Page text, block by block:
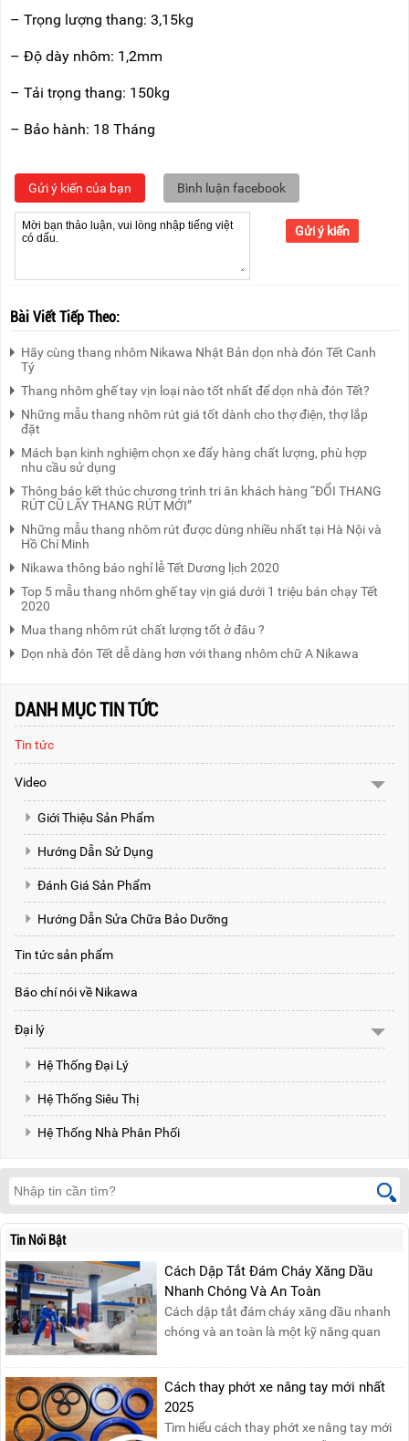
– Trọng lượng thang: 3,15kg
– Độ dày nhôm: 1,2mm
– Tải trọng thang: 150kg
– Bảo hành: 18 Tháng
Gửi ý kiến của bạn Bình luận facebook
Gửi ý kiến
Bài Viết Tiếp Theo:
Hãy cùng thang nhôm Nikawa Nhật Bản dọn nhà đón Tết Canh
Tý
Thang nhôm ghế tay vịn loại nào tốt nhất để dọn nhà đón Tết?
Những mẫu thang nhôm rút giá tốt dành cho thợ điện, thợ lắp
đặt
Mách bạn kinh nghiệm chọn xe đẩy hàng chất lượng, phù hợp
nhu cầu sử dụng
Thông báo kết thúc chương trình tri ân khách hàng “ĐỔI THANG
RÚT CŨ LẤY THANG RÚT MỚI”
Những mẫu thang nhôm rút được dùng nhiều nhất tại Hà Nội và
Hồ Chí Minh
Nikawa thông báo nghỉ lễ Tết Dương lịch 2020
Top 5 mẫu thang nhôm ghế tay vịn giá dưới 1 triệu bán chạy Tết
2020
Mua thang nhôm rút chất lượng tốt ở đâu ?
Dọn nhà đón Tết dễ dàng hơn với thang nhôm chữ A Nikawa
DANH MỤC TIN TỨC
Tin tức
Video
Giới Thiệu Sản Phẩm
Hướng Dẫn Sử Dụng
Đánh Giá Sản Phẩm
Hướng Dẫn Sửa Chữa Bảo Dưỡng
Tin tức sản phẩm
Báo chí nói về Nikawa
Đại lý
Hệ Thống Đại Lý
Hệ Thống Siêu Thị
Hệ Thống Nhà Phân Phối
Tin Nổi Bật
Cách Dập Tắt Đám Cháy Xăng Dầu
Nhanh Chóng Và An Toàn
Cách dập tắt đám cháy xăng dầu nhanh
chóng và an toàn là một kỹ năng quan
cháy xăng dầu rất dễ lan rộng và gây thiệt
hại nghiêm trọng nếu không được xử lý kịp
thời. Vì vậy, việc hiểu rõ các phương pháp
dập tắt...
Cách thay phớt xe nâng tay mới nhất
2025
Tìm hiểu cách thay phớt xe nâng tay mới